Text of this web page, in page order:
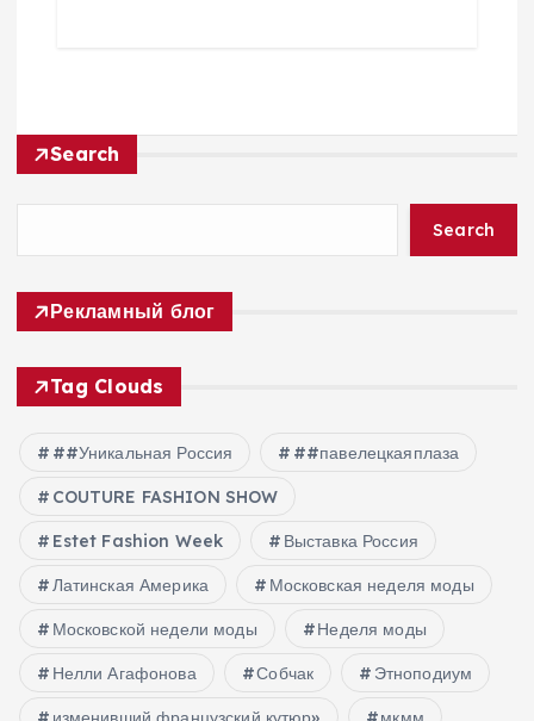
Search
Search
Рекламный блог
Tag Clouds
##Уникальная Россия ##павелецкаяплаза
COUTURE FASHION SHOW
Estet Fashion Week Выставка Россия
Латинская Америка Московская неделя моды
Московской недели моды Неделя моды
Нелли Агафонова Собчак Этноподиум